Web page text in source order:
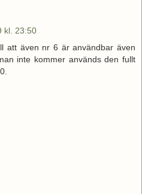
kl. 23:50
att även nr 6 är användbar även
inte kommer används den fullt